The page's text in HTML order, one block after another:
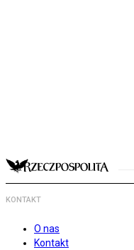
KONTAKT
O nas
Kontakt